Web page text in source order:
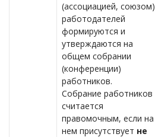
(ассоциацией, союзом)
работодателей
формируются и
утверждаются на
общем собрании
(конференции)
работников.
Собрание работников
считается
правомочным, если на
нем присутствует не